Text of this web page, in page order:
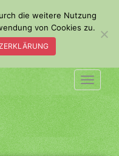
die weitere Nutzung
von Cookies zu.